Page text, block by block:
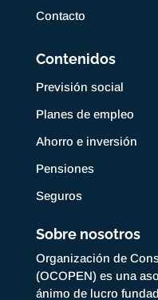
Contacto
Contenidos
Previsión social
Planes de empleo
Ahorro e inversión
Pensiones
Seguros
Sobre nosotros
Organización de
(OCOPEN) es una
ánimo de lucro